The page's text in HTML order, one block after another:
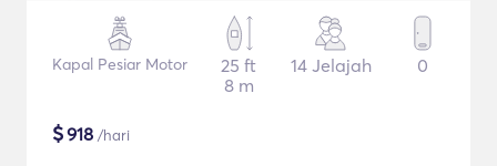
Kapal Pesiar Motor
25 ft
8 m
14 Jelajah 0
$918 /hari